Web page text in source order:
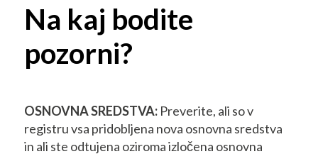
Na kaj bodite
pozorni?
OSNOVNA SREDSTVA: Preverite, ali so v
registru vsa pridobljena nova osnovna sredstva
in ali ste odtujena oziroma izločena osnovna